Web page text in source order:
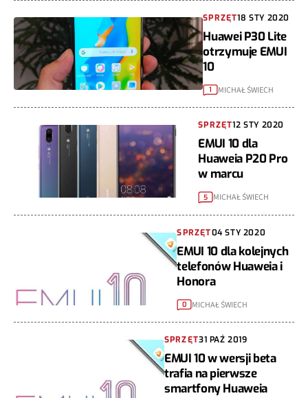
SPRZĘT18 STY 2020
Huawei P30 Lite
otrzymuje EMUI
10
1 MICHAŁ ŚWIECH
SPRZĘT12 STY 2020
EMUI 10 dla
Huaweia P20 Pro
w marcu
5 MICHAŁ ŚWIECH
SPRZĘT04 STY 2020
EMUI 10 dla kolejnych
telefonów Huaweia i
Honora
0 MICHAŁ ŚWIECH
SPRZĘT31 PAŹ 2019
EMUI 10 w wersji beta
trafia na pierwsze
smartfony Huaweia